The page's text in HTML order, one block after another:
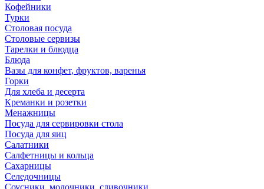
Кофейники
Турки
Столовая посуда
Столовые сервизы
Тарелки и блюдца
Блюда
Вазы для конфет, фруктов, варенья
Горки
Для хлеба и десерта
Креманки и розетки
Менажницы
Посуда для сервировки стола
Посуда для яиц
Салатники
Салфетницы и кольца
Сахарницы
Селедочницы